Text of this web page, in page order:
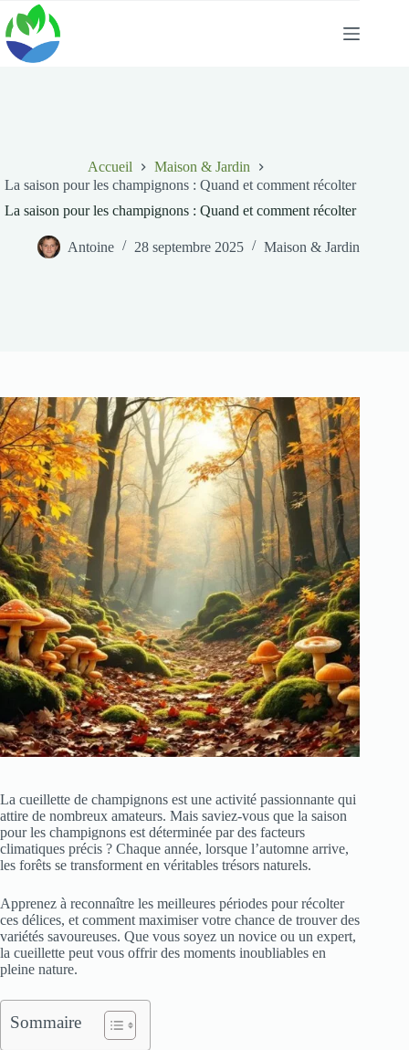
Passer
au
contenu
Accueil
Maison & Jardin
La saison pour les champignons : Quand et comment récolter
La saison pour les champignons : Quand et comment récolter
Antoine 28 septembre 2025 Maison & Jardin
La cueillette de champignons est une activité passionnante qui
attire de nombreux amateurs. Mais saviez-vous que la saison
pour les champignons est déterminée par des facteurs
climatiques précis ? Chaque année, lorsque l’automne arrive,
les forêts se transforment en véritables trésors naturels.
Apprenez à reconnaître les meilleures périodes pour récolter
ces délices, et comment maximiser votre chance de trouver des
variétés savoureuses. Que vous soyez un novice ou un expert,
la cueillette peut vous offrir des moments inoubliables en
pleine nature.
Sommaire